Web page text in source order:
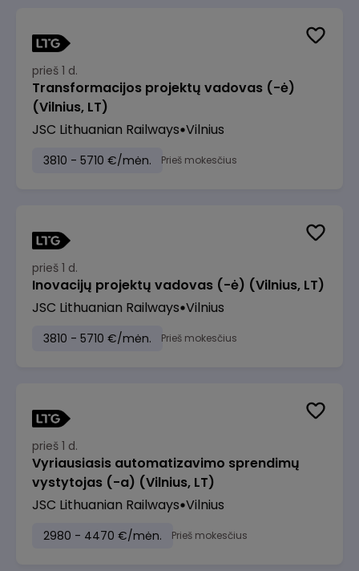
prieš 1 d.
Transformacijos projektų vadovas (-ė)
(Vilnius, LT)
JSC Lithuanian Railways Vilnius
3810 - 5710 €/mėn. Prieš mokesčius
prieš 1 d.
Inovacijų projektų vadovas (-ė) (Vilnius, LT)
JSC Lithuanian Railways Vilnius
3810 - 5710 €/mėn. Prieš mokesčius
prieš 1 d.
Vyriausiasis automatizavimo sprendimų
vystytojas (-a) (Vilnius, LT)
JSC Lithuanian Railways Vilnius
2980 - 4470 €/mėn. Prieš mokesčius